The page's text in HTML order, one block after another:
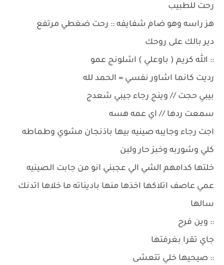
رحت للطبيب
هز راسه وهو ضام شفايفه :: رحت ضغطي مرتفع
دير بالك على روحك
:: الله كريم ( باوعلي ) اشلونج عمو
رديت كانما اشاور نفسي = الحمد لله
بيبي حجت // وينج رجاء جيبي شعدج
سمعت ردها // اي عمه هسه
اجت رجاء وجايبه صينيه بيها باذنجان مشوي وطماطه
كلي وشوربه وخبز حار ولبن
خلتها كدامهم الشي الي عجبني انو من جابت الصينيه
عمي عاصف اتلاكها اخذها منها باديناته ما خلاها اتدنك
سالها
:: وين فرح
جاي تقرا بغرفتها
:: صيحيها خلي تتعشى